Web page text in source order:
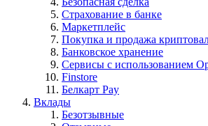
Страхование в банке
Маркетплейс
Покупка и продажа
Банковское хранение
Сервисы с использованием
Finstore
Белкарт Pay
Вклады
Безотзывные